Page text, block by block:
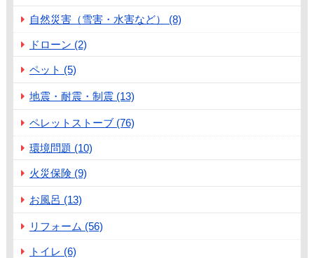
自然災害（雪害・水害など） (8)
ドローン (2)
ペット (5)
地震・耐震・制震 (13)
ペレットストーブ (76)
環境問題 (10)
火災保険 (9)
お風呂 (13)
リフォーム (56)
トイレ (6)